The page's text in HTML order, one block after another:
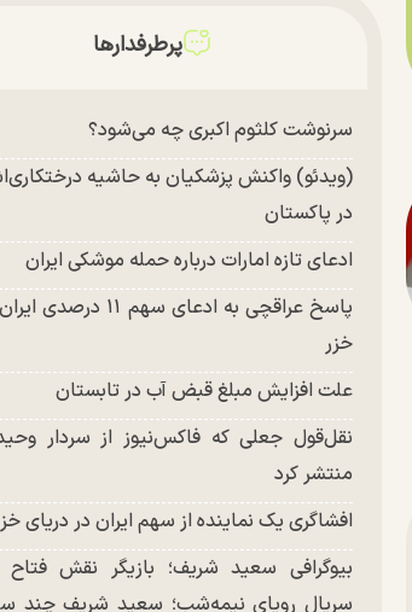
توافق با آمریکا در انتظار تایید نهایی شعام؟
منتشر شد
پرطرفدارها
سرنوشت کلثوم اکبری چه می‌شود؟
(ویدئو) واکنش پزشکیان به حاشیه
در پاکستان
ادعای تازه امارات درباره حمله موشکی ایران
پاسخ عراقچی به ادعای سهم ۱۱ درصدی
خزر
علت افزایش مبلغ قبض آب در تابستان
نقل‌قول جعلی که فاکس‌نیوز از سردار
منتشر کرد
افشاگری یک نماینده از سهم ایران در دریای
بیوگرافی سعید شریف؛ بازیگر نقش فتاح
سریال رویای نیمه‌شب؛ سعید شریف چند